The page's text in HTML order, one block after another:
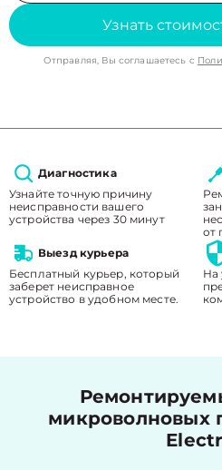
Узнать
Отправляя, Вы соглашаетесь с
Диагностика
Узнайте точную причину
неисправности вашего
устройства через 30 минут
от
Выезд курьера
Бесплатный курьер, который
заберет неисправное
устройство в удобном месте.
На
микроволновых